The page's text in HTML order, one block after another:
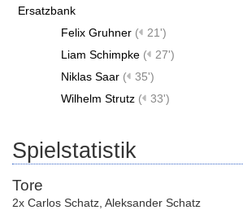
Ersatzbank
Felix Gruhner (
21')
Liam Schimpke (
27')
Niklas Saar (
35')
Wilhelm Strutz ( 33')
Spielstatistik
Tore
2x Carlos Schatz Aleksander Schatz